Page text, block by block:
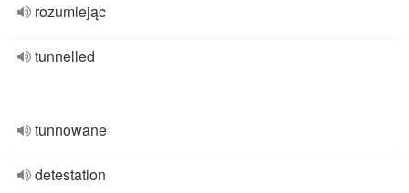
rozumiejąc
tunnelled
tunnowane
detestation